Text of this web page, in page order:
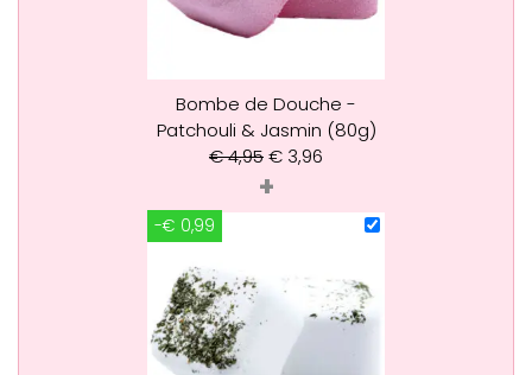
Bombe de Douche -
Patchouli & Jasmin (80g)
€4,95€ 3,96
+
-€ 0,99